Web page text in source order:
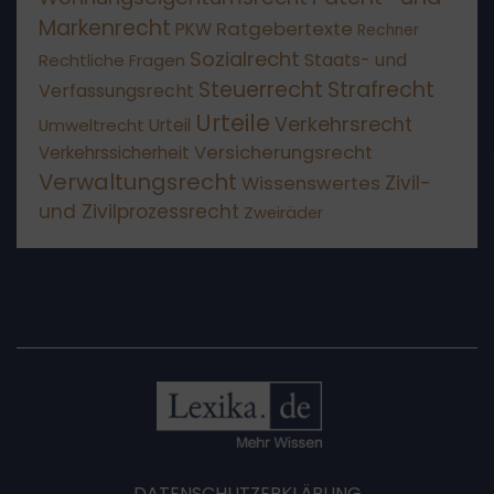
Markenrecht PKW Ratgebertexte Rechner
Rechtliche Fragen Sozialrecht Staats- und
Verfassungsrecht Steuerrecht Strafrecht
Umweltrecht Urteil Urteile Verkehrsrecht
Verkehrssicherheit Versicherungsrecht
Verwaltungsrecht Wissenswertes Zivil-
und Zivilprozessrecht Zweiräder